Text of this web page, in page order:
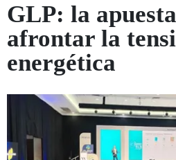
GLP: la
afrontar la
energética